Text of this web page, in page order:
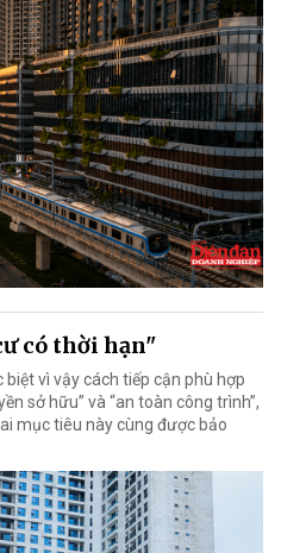
có thời hạn"
vì vậy cách tiếp cận phù hợp
sở hữu” và “an toàn công trình”,
mục tiêu này cùng được bảo